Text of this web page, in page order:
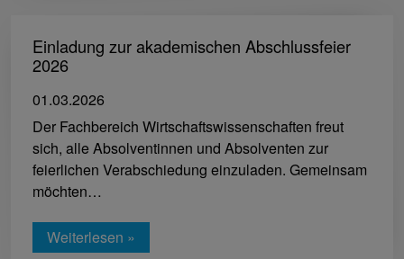
Einladung zur akademischen Abschlussfeier
2026
01.03.2026
Der Fachbereich Wirtschaftswissenschaften freut
sich, alle Absolventinnen und Absolventen zur
feierlichen Verabschiedung einzuladen. Gemeinsam
möchten…
Weiterlesen »